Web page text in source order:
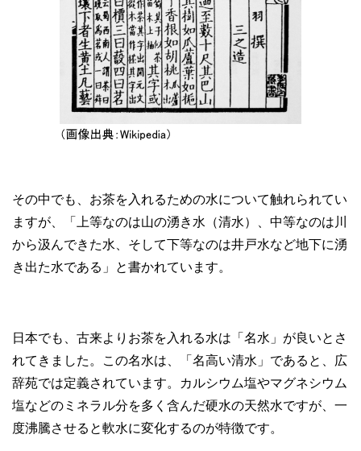
その中でも、お茶を入れるための水について触れられてい
ますが、「上等なのは山の湧き水（清水）、中等なのは川
から汲んできた水、そして下等なのは井戸水など地下に湧
き出た水である」と書かれています。
日本でも、古来よりお茶を入れる水は「名水」が良いとさ
れてきました。この名水は、「名高い清水」であると、広
辞苑では定義されています。カルシウム塩やマグネシウム
塩などのミネラル分を多く含んだ硬水の天然水ですが、一
度沸騰させると軟水に変化するのが特徴です。